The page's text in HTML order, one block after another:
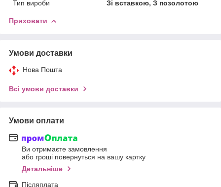
Тип вироби
Зі вставкою, З позолотою
Приховати
Умови доставки
Нова Пошта
Всі умови доставки
Умови оплати
Ви отримаєте замовлення
або гроші повернуться на вашу картку
Детальніше
Післяплата